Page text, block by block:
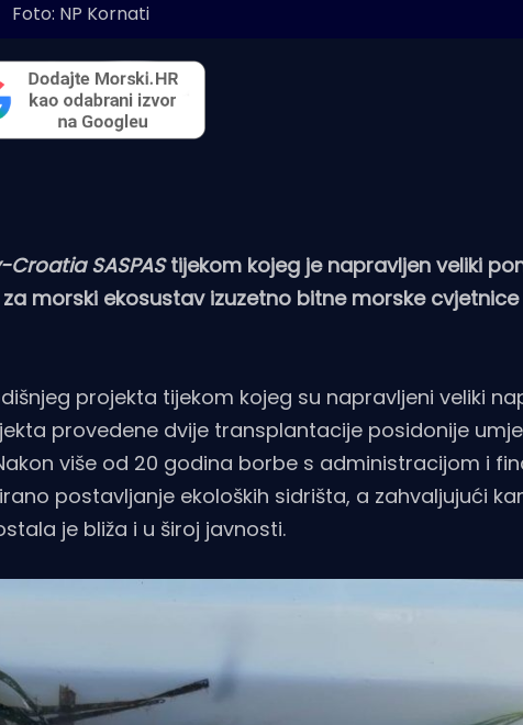
Foto: NP Kornati
SASPAStijekom kojeg je napravljen veliki
morski ekosustav izuzetno bitne morske
projekta tijekom kojeg su napravljeni veliki
provedene dvije transplantacije posidonije
više od 20 godina borbe s administracijom i
postavljanje ekoloških sidrišta, a zahvaljujući
je bliža i u široj javnosti.